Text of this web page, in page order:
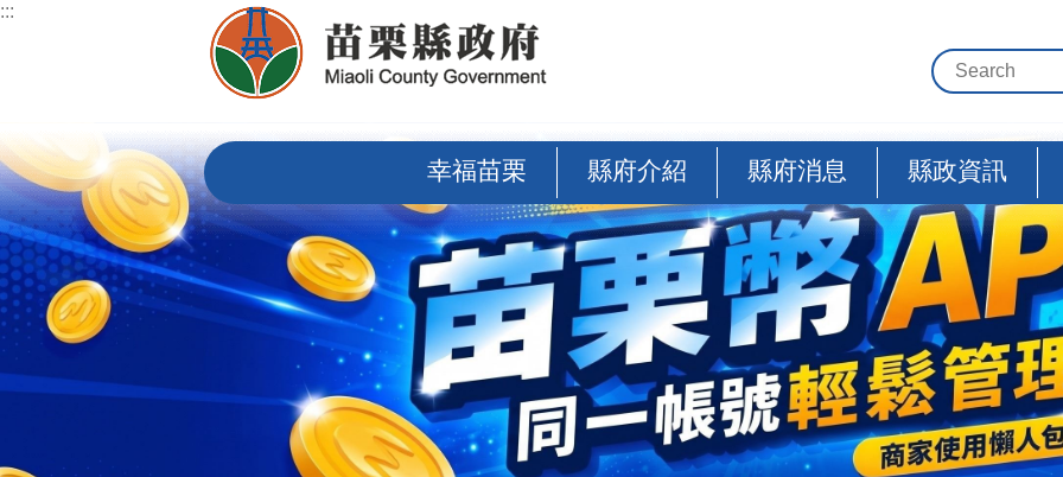
跳到主要內容區塊
:::
幸福苗栗 縣府介紹 縣府消息 縣政資訊